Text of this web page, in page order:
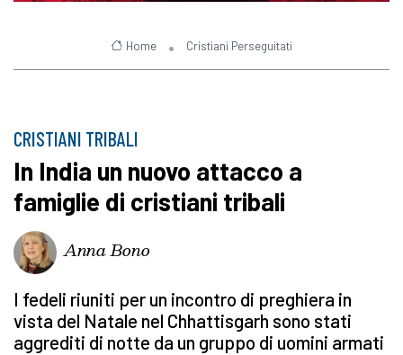
Home Cristiani Perseguitati
CRISTIANI TRIBALI
In India un nuovo attacco a
famiglie di cristiani tribali
Anna Bono
I fedeli riuniti per un incontro di preghiera in
vista del Natale nel Chhattisgarh sono stati
aggrediti di notte da un gruppo di uomini armati